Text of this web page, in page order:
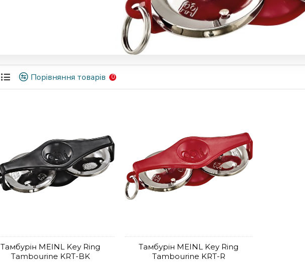
Порівняння товарів 0
Тамбурін MEINL Key Ring
Tambourine KRT-BK
Тамбурін MEINL Key Ring
Tambourine KRT-R